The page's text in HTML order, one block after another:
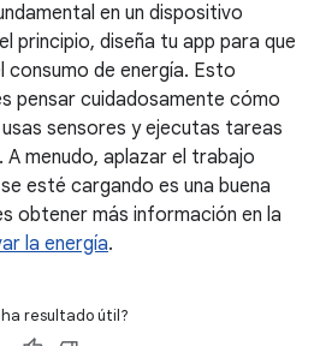
en un dispositivo
principio, diseña tu app para que
consumo de energía. Esto
pensar cuidadosamente cómo
sensores y ejecutas tareas
A menudo, aplazar el trabajo
esté cargando es una buena
obtener más información en la
la energía.
ha resultado útil?